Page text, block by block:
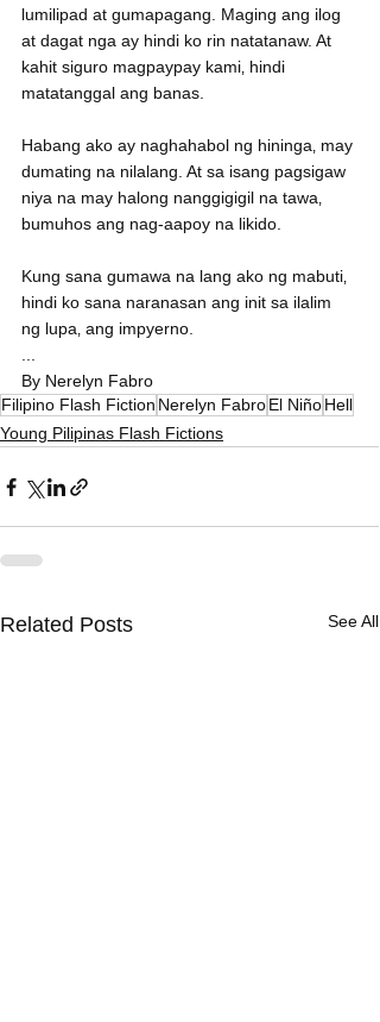
lumilipad at gumapagang. Maging ang ilog
at dagat nga ay hindi ko rin natatanaw. At
kahit siguro magpaypay kami‚ hindi
matatanggal ang banas.
Habang ako ay naghahabol ng hininga‚ may
dumating na nilalang. At sa isang pagsigaw
niya na may halong nanggigigil na tawa‚
bumuhos ang nag-aapoy na likido.
Kung sana gumawa na lang ako ng mabuti‚
hindi ko sana naranasan ang init sa ilalim
ng lupa‚ ang impyerno.
By Nerelyn Fabro
Filipino Flash Fiction Nerelyn FabroEl NiñoHell
Young Pilipinas Flash Fictions
Related Posts See All